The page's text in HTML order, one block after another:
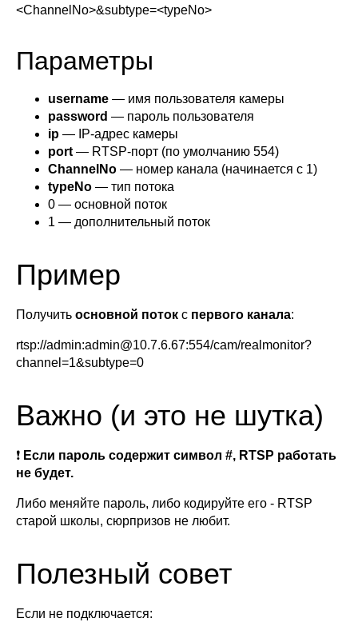
<ChannelNo>&subtype=<typeNo>
Параметры
username — имя пользователя камеры
password — пароль пользователя
ip — IP-адрес камеры
port — RTSP-порт (по умолчанию 554)
ChannelNo — номер канала (начинается с 1)
typeNo — тип потока
0 — основной поток
1 — дополнительный поток
Пример
Получить основной поток с первого канала:
rtsp://admin:admin@10.7.6.67:554/cam/realmonitor?
channel=1&subtype=0
Важно (и это не шутка)
❗ Если пароль содержит символ #, RTSP работать
не будет.
Либо меняйте пароль, либо кодируйте его - RTSP
старой школы, сюрпризов не любит.
Полезный совет
Если не подключается: